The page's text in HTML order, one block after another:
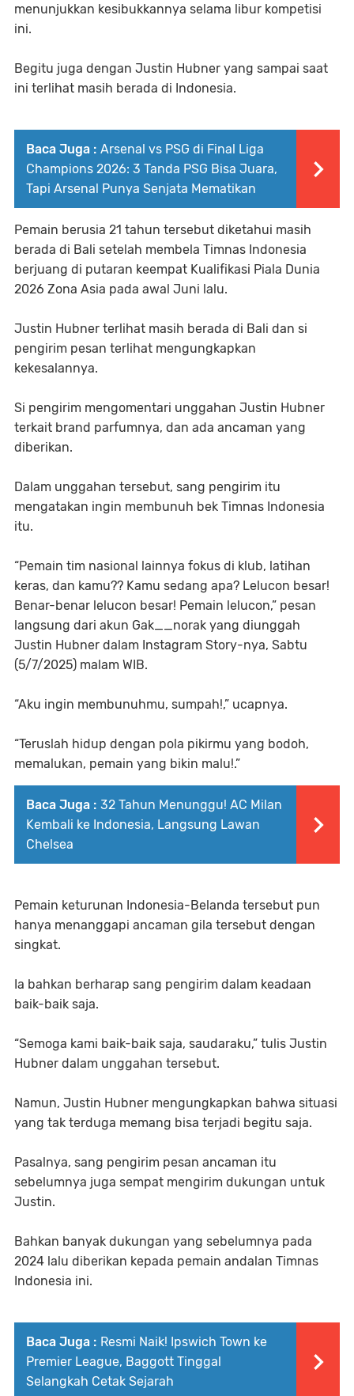
menunjukkan kesibukkannya selama libur kompetisi
ini.
Begitu juga dengan Justin Hubner yang sampai saat
ini terlihat masih berada di Indonesia.
Baca Juga : Arsenal vs PSG di Final Liga
Champions 2026: 3 Tanda PSG Bisa Juara,
Tapi Arsenal Punya Senjata Mematikan
Pemain berusia 21 tahun tersebut diketahui masih
berada di Bali setelah membela Timnas Indonesia
berjuang di putaran keempat Kualifikasi Piala Dunia
2026 Zona Asia pada awal Juni lalu.
Justin Hubner terlihat masih berada di Bali dan si
pengirim pesan terlihat mengungkapkan
kekesalannya.
Si pengirim mengomentari unggahan Justin Hubner
terkait brand parfumnya, dan ada ancaman yang
diberikan.
Dalam unggahan tersebut, sang pengirim itu
mengatakan ingin membunuh bek Timnas Indonesia
itu.
“Pemain tim nasional lainnya fokus di klub, latihan
keras, dan kamu?? Kamu sedang apa? Lelucon besar!
Benar-benar lelucon besar! Pemain lelucon,” pesan
langsung dari akun Gak__norak yang diunggah
Justin Hubner dalam Instagram Story-nya, Sabtu
(5/7/2025) malam WIB.
“Aku ingin membunuhmu, sumpah!,” ucapnya.
“Teruslah hidup dengan pola pikirmu yang bodoh,
memalukan, pemain yang bikin malu!.”
Baca Juga : 32 Tahun Menunggu! AC Milan
Kembali ke Indonesia, Langsung Lawan
Chelsea
Pemain keturunan Indonesia-Belanda tersebut pun
hanya menanggapi ancaman gila tersebut dengan
singkat.
Ia bahkan berharap sang pengirim dalam keadaan
baik-baik saja.
“Semoga kami baik-baik saja, saudaraku,” tulis Justin
Hubner dalam unggahan tersebut.
Namun, Justin Hubner mengungkapkan bahwa situasi
yang tak terduga memang bisa terjadi begitu saja.
Pasalnya, sang pengirim pesan ancaman itu
sebelumnya juga sempat mengirim dukungan untuk
Justin.
Bahkan banyak dukungan yang sebelumnya pada
2024 lalu diberikan kepada pemain andalan Timnas
Indonesia ini.
Baca Juga : Resmi Naik! Ipswich Town ke
Premier League, Baggott Tinggal
Selangkah Cetak Sejarah